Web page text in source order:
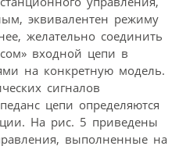
эквивалентен режиму
желательно соединить
входной цепи в
на конкретную модель.
сигналов
цепи определяются
На рис. 5 приведены
выполненные на